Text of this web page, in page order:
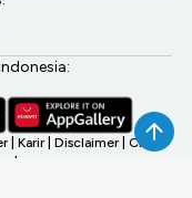
Karir Disclaimer CNBC
Company